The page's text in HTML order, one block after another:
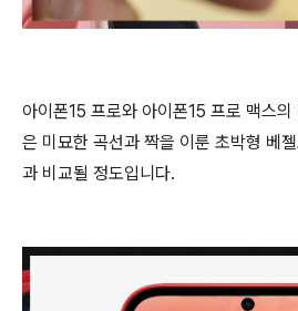
아이폰15 프로와 아이폰15 프로 맥스
은 미묘한 곡선과 짝을 이룬 초박형 베
과 비교될 정도입니다.